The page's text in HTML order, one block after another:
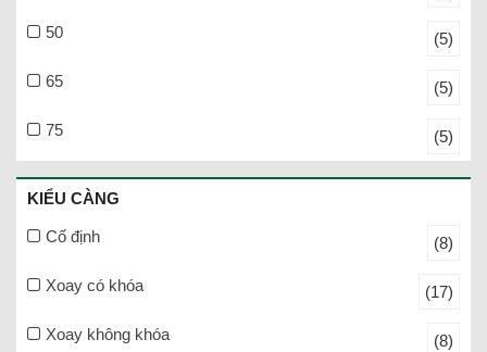
50 (5)
65 (5)
75 (5)
KIỂU CÀNG
Cố định (8)
Xoay có khóa (17)
Xoay không khóa (8)